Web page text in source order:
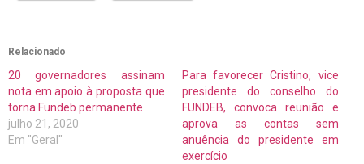
Relacionado
20 governadores assinam
nota em apoio à proposta que
torna Fundeb permanente
julho 21, 2020
Em "Geral"
Para favorecer Cristino, vice
presidente do conselho do
FUNDEB, convoca reunião e
aprova as contas sem
anuência do presidente em
exercício